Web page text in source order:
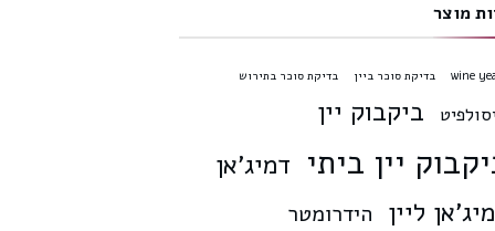
מוצר
wine בדיקת סוכר ביין בדיקת סוכר בתירוש
ביקבוק יין
יין ביתי דמיג'אן
ליין הידרומטר